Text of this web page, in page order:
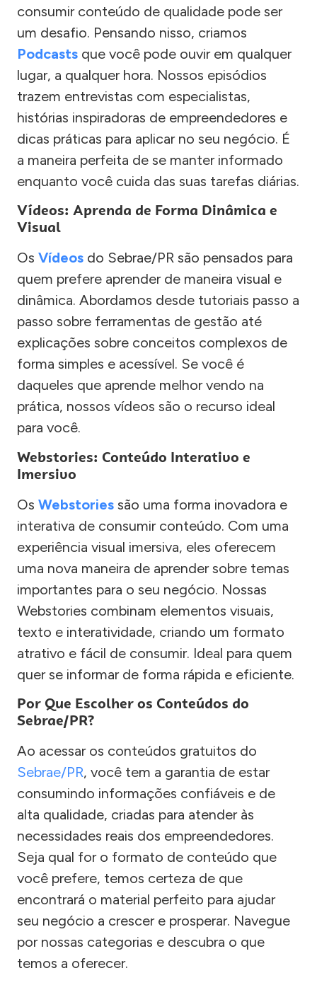
consumir conteúdo de qualidade pode ser
um desafio. Pensando nisso, criamos
Podcasts que você pode ouvir em qualquer
lugar, a qualquer hora. Nossos episódios
trazem entrevistas com especialistas,
histórias inspiradoras de empreendedores e
dicas práticas para aplicar no seu negócio. É
a maneira perfeita de se manter informado
enquanto você cuida das suas tarefas diárias.
Vídeos: Aprenda de Forma Dinâmica e
Visual
Os Vídeos do Sebrae/PR são pensados para
quem prefere aprender de maneira visual e
dinâmica. Abordamos desde tutoriais passo a
passo sobre ferramentas de gestão até
explicações sobre conceitos complexos de
forma simples e acessível. Se você é
daqueles que aprende melhor vendo na
prática, nossos vídeos são o recurso ideal
para você.
Webstories: Conteúdo Interativo e
Imersivo
Os Webstories são uma forma inovadora e
interativa de consumir conteúdo. Com uma
experiência visual imersiva, eles oferecem
uma nova maneira de aprender sobre temas
importantes para o seu negócio. Nossas
Webstories combinam elementos visuais,
texto e interatividade, criando um formato
atrativo e fácil de consumir. Ideal para quem
quer se informar de forma rápida e eficiente.
Por Que Escolher os Conteúdos do
Sebrae/PR?
Ao acessar os conteúdos gratuitos do
Sebrae/PR, você tem a garantia de estar
consumindo informações confiáveis e de
alta qualidade, criadas para atender às
necessidades reais dos empreendedores.
Seja qual for o formato de conteúdo que
você prefere, temos certeza de que
encontrará o material perfeito para ajudar
seu negócio a crescer e prosperar. Navegue
por nossas categorias e descubra o que
temos a oferecer.